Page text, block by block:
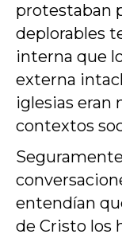
protestaban
deplorables
interna que
externa
iglesias eran
contextos
entendían
de Cristo los